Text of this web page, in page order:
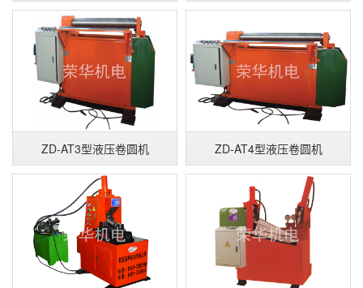
ZD-AT3型液压卷圆机 ZD-AT4型液压卷圆机